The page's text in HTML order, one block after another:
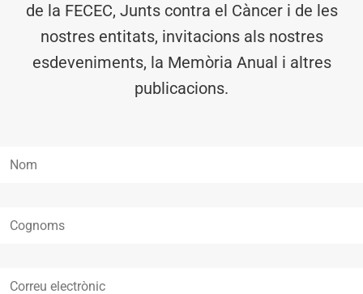
de la FECEC, Junts contra el Càncer i de les
nostres entitats, invitacions als nostres
esdeveniments, la Memòria Anual i altres
publicacions.